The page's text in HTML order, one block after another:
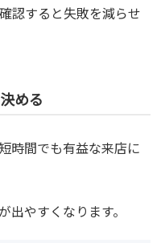
認すると失敗を減らせ
める
時間でも有益な来店に
やすくなります。